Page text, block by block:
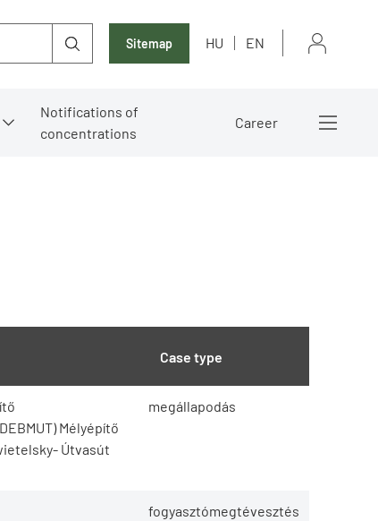
Sitemap HU EN
Notifications of
concentrations
Career
Case type
Mélyépítő
Útvasút
megállapodás
fogyasztómegtévesztés